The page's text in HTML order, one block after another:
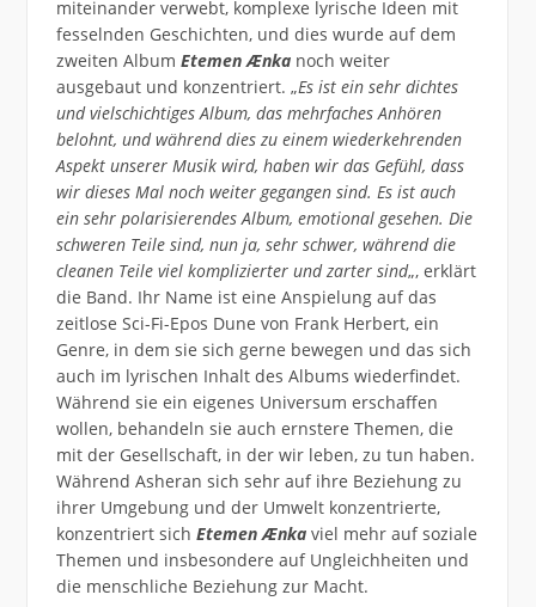
miteinander verwebt, komplexe lyrische Ideen mit
fesselnden Geschichten, und dies wurde auf dem
zweiten Album Etemen Ænkanoch weiter
ausgebaut und konzentriert. „Es ist ein sehr dichtes
und vielschichtiges Album, das mehrfaches Anhören
belohnt, und während dies zu einem wiederkehrenden
Aspekt unserer Musik wird, haben wir das Gefühl, dass
wir dieses Mal noch weiter gegangen sind. Es ist auch
ein sehr polarisierendes Album, emotional gesehen. Die
schweren Teile sind, nun ja, sehr schwer, während die
cleanen Teile viel komplizierter und zarter sind„, erklärt
die Band. Ihr Name ist eine Anspielung auf das
zeitlose Sci-Fi-Epos Dune von Frank Herbert, ein
Genre, in dem sie sich gerne bewegen und das sich
auch im lyrischen Inhalt des Albums wiederfindet.
Während sie ein eigenes Universum erschaffen
wollen, behandeln sie auch ernstere Themen, die
mit der Gesellschaft, in der wir leben, zu tun haben.
Während Asheran sich sehr auf ihre Beziehung zu
ihrer Umgebung und der Umwelt konzentrierte,
konzentriert sich Etemen Ænkaviel mehr auf soziale
Themen und insbesondere auf Ungleichheiten und
die menschliche Beziehung zur Macht.